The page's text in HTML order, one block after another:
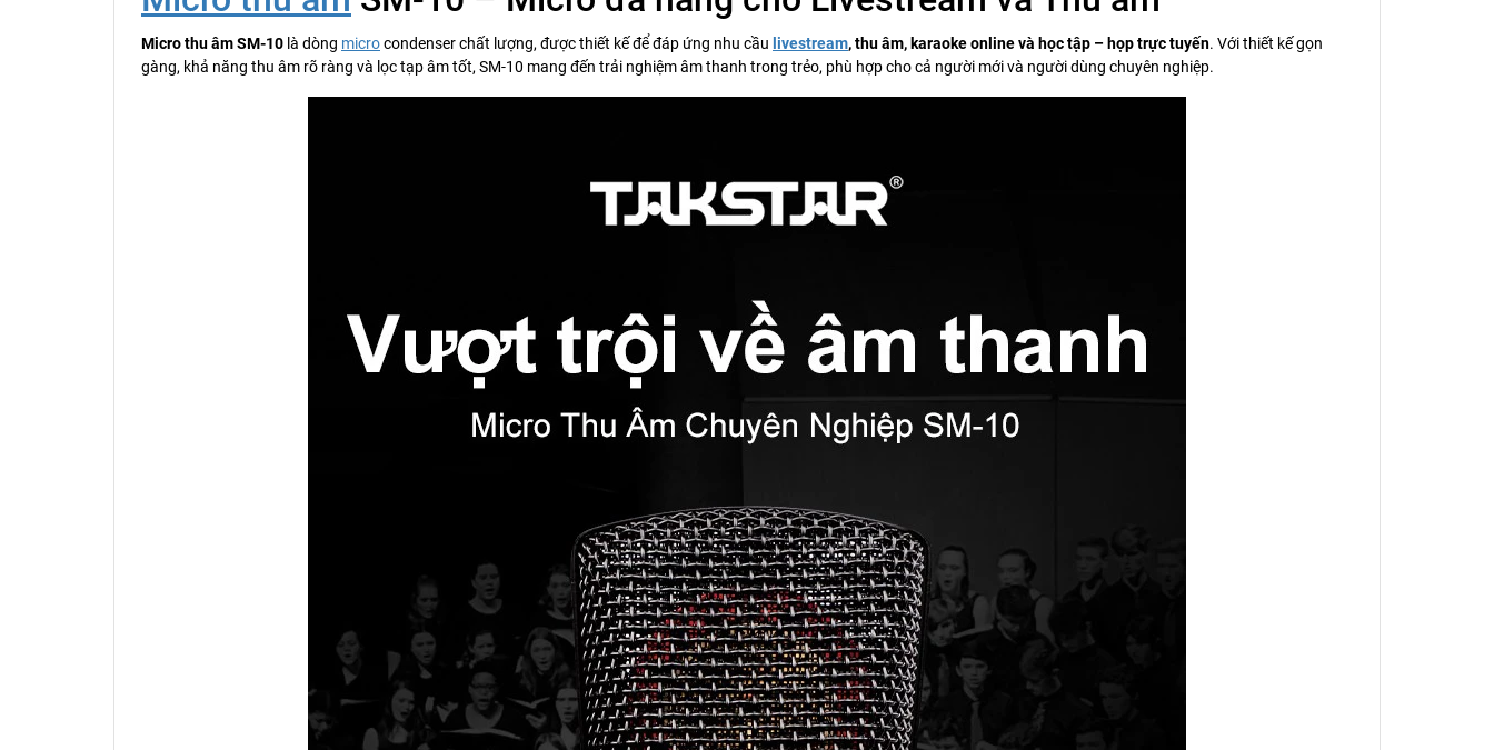
Micro thu âm SM-10 là dòng microcondenser chất lượng, được thiết kế để đáp ứng nhu cầu livestream, thu âm, karaoke online và học tập – họp trực tuyến. Với thiết kế gọn
gàng, khả năng thu âm rõ ràng và lọc tạp âm tốt, SM-10 mang đến trải nghiệm âm thanh trong trẻo, phù hợp cho cả người mới và người dùng chuyên nghiệp.